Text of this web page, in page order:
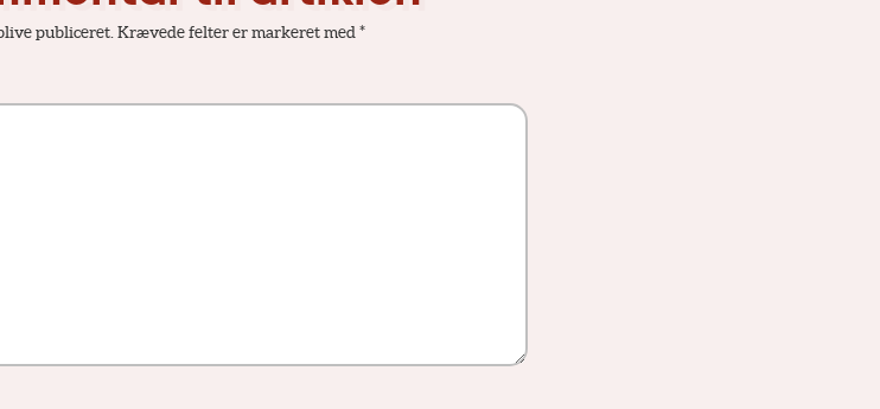
publiceret. Krævede felter er markeret med *